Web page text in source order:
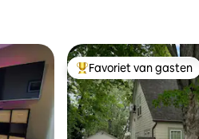
Topfavoriet van gasten
Favoriet van gasten